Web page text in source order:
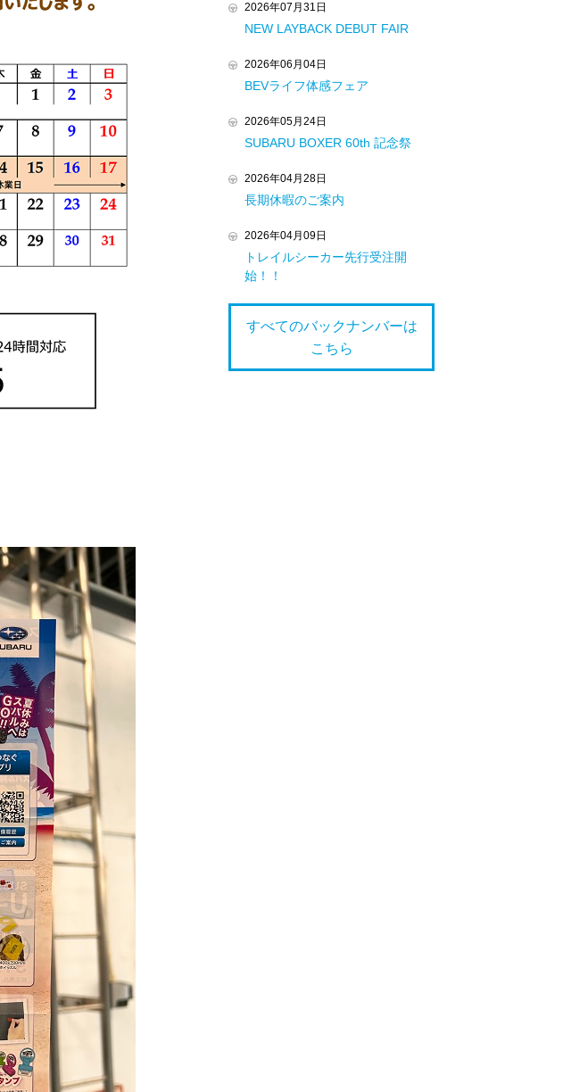
2026年07月31日
NEW LAYBACK DEBUT FAIR
2026年06月04日
BEVライフ体感フェア
2026年05月24日
SUBARU BOXER 60th 記念祭
2026年04月28日
長期休暇のご案内
2026年04月09日
トレイルシーカー先行受注開
始！！
すべてのバックナンバーは
こちら